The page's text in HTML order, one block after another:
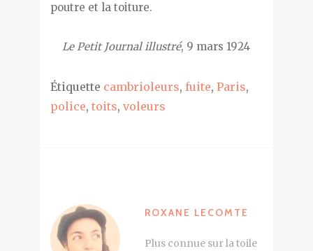
poutre et la toiture.
Le Petit Journal illustré, 9 mars 1924
Étiquette cambrioleurs, fuite, Paris,
police, toits, voleurs
ROXANE LECOMTE
Plus connue sur la toile